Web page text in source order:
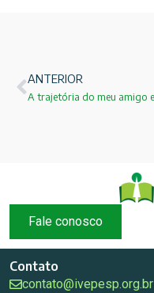
ANTERIOR
Fale conosco
Contato
contato@ivepesp.org.br